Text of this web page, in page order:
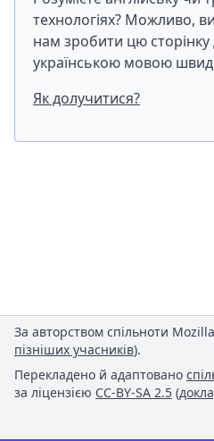
технологіях? Можливо,
нам зробити цю
українською мовою
Як долучитися?
За авторством спільноти
пізніших учасників).
Перекладено й адаптовано
за ліцензією CC-BY-SA 2.5 (